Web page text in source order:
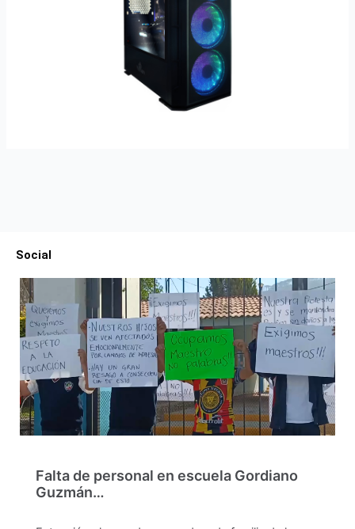
Social
Falta de personal en escuela Gordiano
Guzmán…